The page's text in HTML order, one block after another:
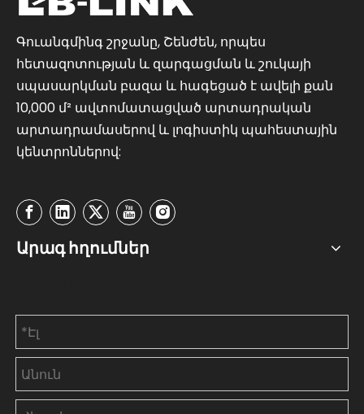
Գուանգմինգ շրջանը, Շենժեն, որպես
հետազոտության և զարգացման և շուկայի
սպասարկման բազա և հագեցած է ավելի քան
10,000 մ² ավտոմատացված արտադրական
արտադրամասերով և լոգիստիկ պահեստային
կենտրոններով:
Արագ հղումներ